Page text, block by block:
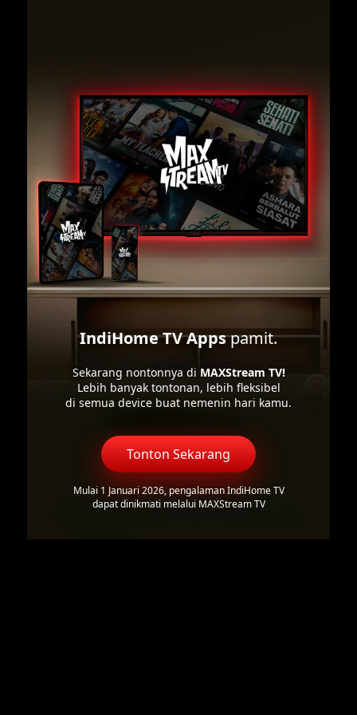
IndiHome TV Appspamit.
Sekarang nontonnya di MAXStream TV!
Lebih banyak tontonan, lebih fleksibel
di semua device buat nemenin hari kamu.
Tonton Sekarang
Mulai 1 Januari 2026, pengalaman IndiHome TV
dapat dinikmati melalui MAXStream TV